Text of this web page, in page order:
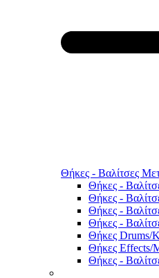
Θήκες - Βαλίτσες
Θήκες -
Θήκες -
Θήκες -
Θήκες -
Θήκες Drums/
Θήκες Effects/
Θήκες -